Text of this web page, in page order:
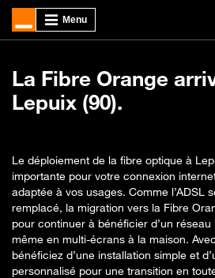
La Fibre Orange
Lepuix (90).
Le déploiement de la fibre optique à
importante pour votre connexion
adaptée à vos usages. Comme l’ADSL
remplacé, la migration vers la Fibre
pour continuer à bénéficier d’un
même en multi-écrans à la maison.
bénéficiez d’une installation simple et
personnalisé pour une transition en